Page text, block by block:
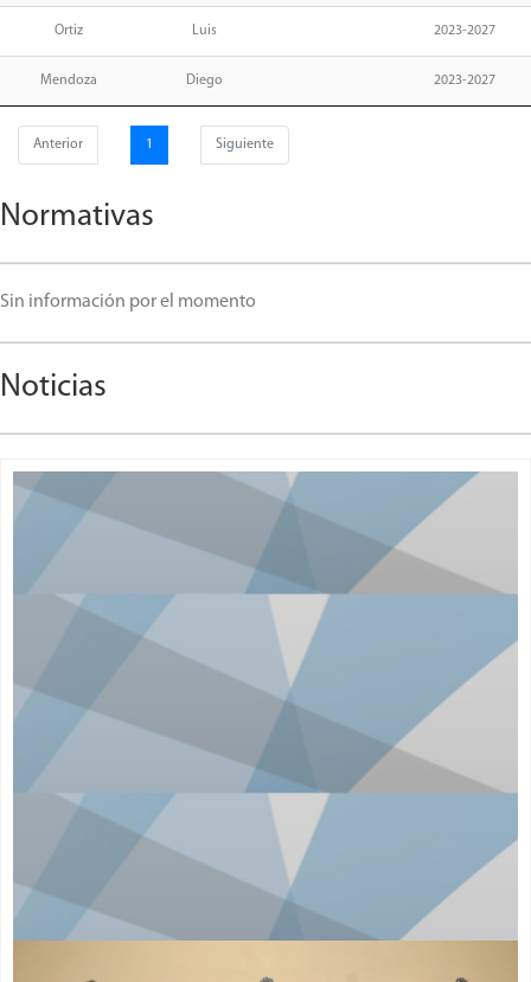
Ortiz Luis 2023-2027
Mendoza Diego 2023-2027
Anterior 1 Siguiente
Normativas
Sin información por el momento
Noticias